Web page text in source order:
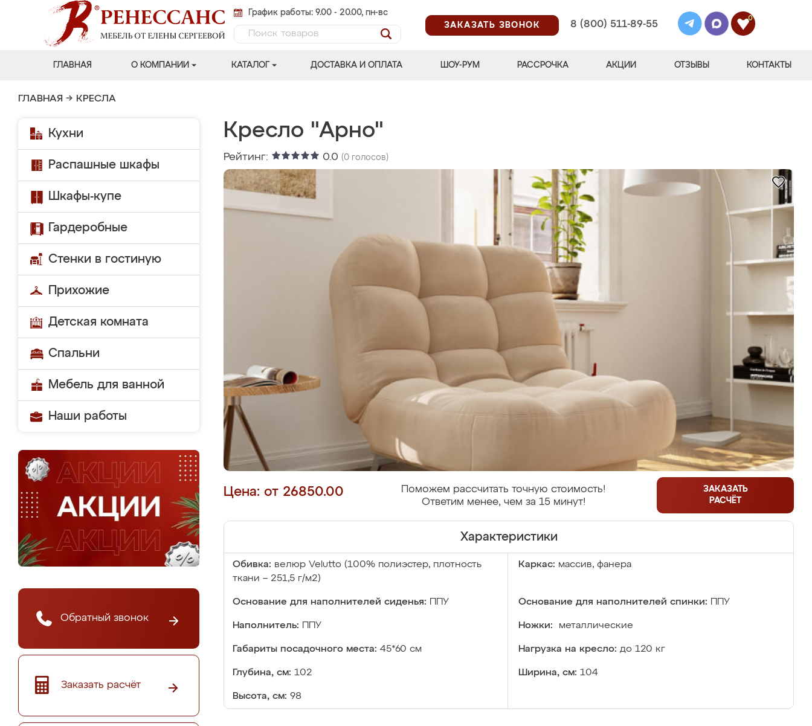
График работы: 9.00 - 20.00, пн-вс
ЗАКАЗАТЬ ЗВОНОК
8 (800) 511-89-55
0
ГЛАВНАЯ О КОМПАНИИ КАТАЛОГ ДОСТАВКА И ОПЛАТА ШОУ-РУМ РАССРОЧКА АКЦИИ ОТЗЫВЫ КОНТАКТЫ
ГЛАВНАЯ → КРЕСЛА
Кухни
Распашные шкафы
Шкафы-купе
Гардеробные
Стенки в гостиную
Прихожие
Детская комната
Спальни
Мебель для ванной
Наши работы
Обратный звонок
Заказать расчёт
Кресло "Арно"
Рейтинг: 0.0 (0 голосов)
Цена: от 26850.00
Поможем рассчитать точную стоимость!
Ответим менее, чем за 15 минут!
ЗАКАЗАТЬ
РАСЧЁТ
Характеристики
Обивка: велюр Velutto (100% полиэстер, плотность
ткани – 251,5 г/м2)
Каркас: массив, фанера
Основание для наполнителей сиденья: ППУ Основание для наполнителей спинки: ППУ
Наполнитель: ППУ Ножки: металлические
Габариты посадочного места: 45*60 см Нагрузка на кресло: до 120 кг
Глубина, см: 102 Ширина, см: 104
Высота, см: 98